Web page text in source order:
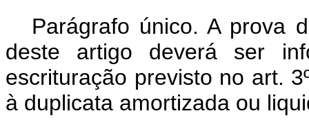
Parágrafo único. A prova
deste artigo deverá ser
escrituração previsto no art.
à duplicata amortizada ou